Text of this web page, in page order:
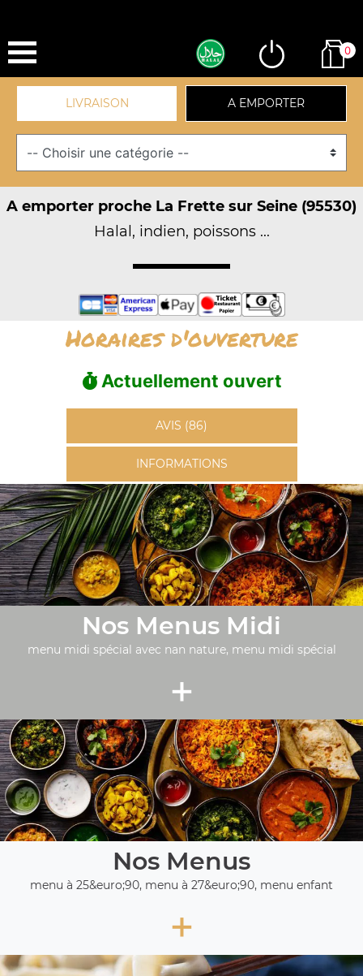
0
LIVRAISON A EMPORTER
A emporter proche La Frette sur Seine (95530)
Halal, indien, poissons ...
Horaires d'ouverture
Actuellement ouvert
AVIS (86)
INFORMATIONS
Nos Menus Midi
menu midi spécial avec nan nature, menu midi spécial
+
Nos Menus
menu à 25&euro;90, menu à 27&euro;90, menu enfant
+